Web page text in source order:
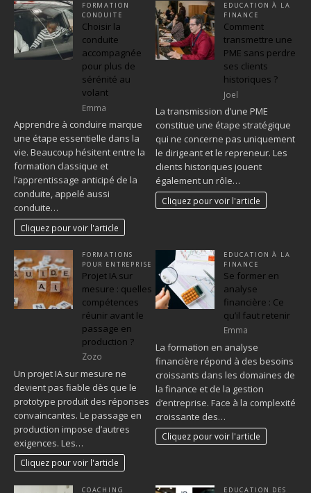
FORMATION
CONDUITE
Choisir la
conduite
accompagnée
pour plus de
sérénité au
volant
Emma
Apprendre à conduire marque
une étape essentielle dans la
vie. Beaucoup hésitent entre la
formation classique et
l’apprentissage anticipé de la
conduite, appelé aussi
conduite…
Cliquez pour voir l'article
EDUCATION À LA
FINANCE
Comment
transmettre une
PME sans perdre
ses clients
historiques ?
Joel
La transmission d’une PME
constitue une étape stratégique
qui ne concerne pas uniquement
le dirigeant et le repreneur. Les
clients historiques jouent
également un rôle…
Cliquez pour voir l'article
FORMATIONS
POUR ENTREPRISE
Projet IA sur
mesure : quelles
compétences
réunir avant le
passage en
production ?
Zozo
Un projet IA sur mesure ne
devient pas fiable dès que le
prototype produit des réponses
convaincantes. Le passage en
production impose d’autres
exigences. Les…
Cliquez pour voir l'article
EDUCATION À LA
FINANCE
Se former en
analyse
financière : Ce
qu’il faut retenir
Emma
La formation en analyse
financière répond à des besoins
croissants dans les domaines de
la finance et de la gestion
d’entreprise. Face à la complexité
croissante des…
Cliquez pour voir l'article
COACHING EDUCATION DES